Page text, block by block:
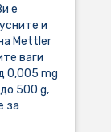
е
и
Mettler
ваги
0,005 mg
500 g,
за